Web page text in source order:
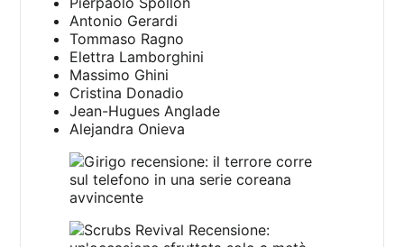
Antonio Gerardi
Tommaso Ragno
Elettra Lamborghini
Massimo Ghini
Cristina Donadio
Jean-Hugues Anglade
Alejandra Onieva